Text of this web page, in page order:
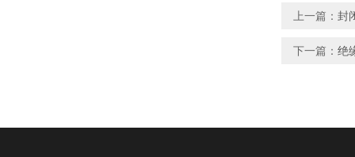
上一篇： 封
下一篇： 绝